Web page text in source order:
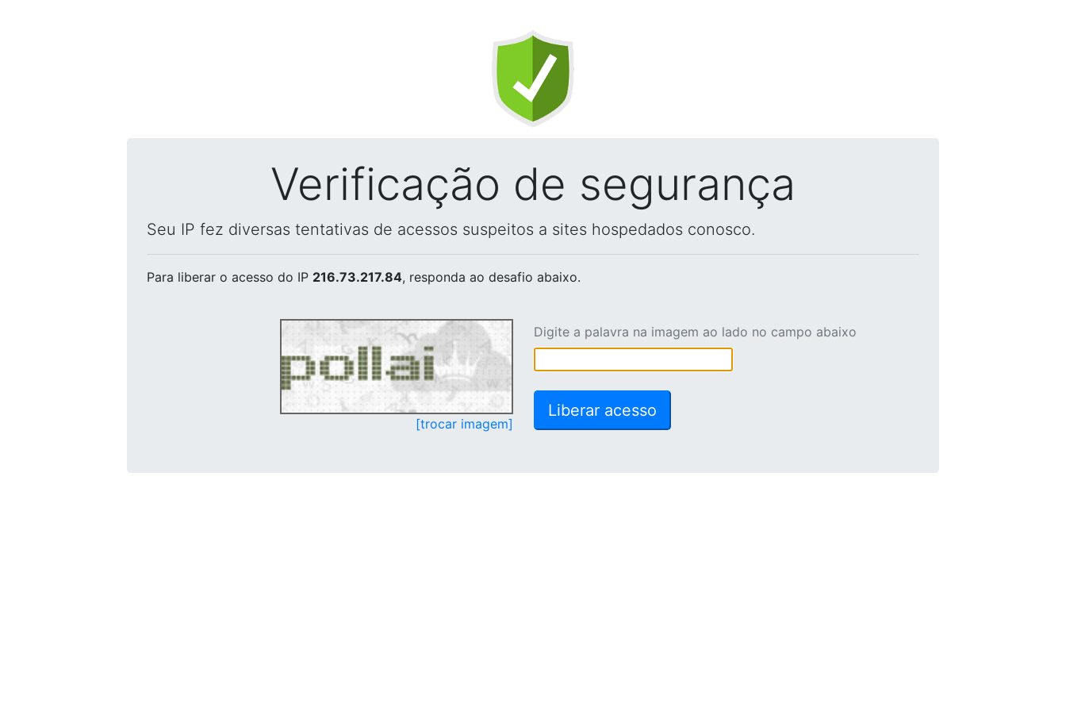
Verificação de segurança
Seu IP fez diversas tentativas de acessos suspeitos a sites hospedados conosco.
Para liberar o acesso do IP 216.73.217.84, responda ao desafio abaixo.
[trocar imagem]
Digite a palavra na imagem ao lado no campo abaixo